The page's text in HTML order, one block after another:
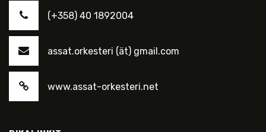
(+358) 40 1892004
assat.orkesteri (ät) gmail.com
www.assat-orkesteri.net